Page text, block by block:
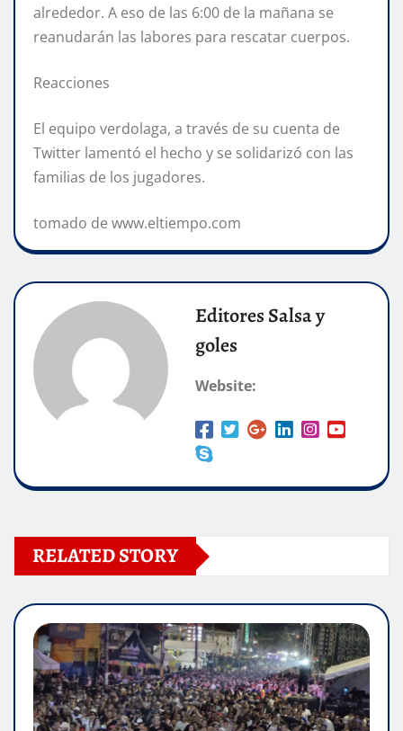
alrededor. A eso de las 6:00 de la mañana se
reanudarán las labores para rescatar cuerpos.
Reacciones
El equipo verdolaga, a través de su cuenta de
Twitter lamentó el hecho y se solidarizó con las
familias de los jugadores.
tomado de www.eltiempo.com
Editores Salsa y
goles
Website:
RELATED STORY